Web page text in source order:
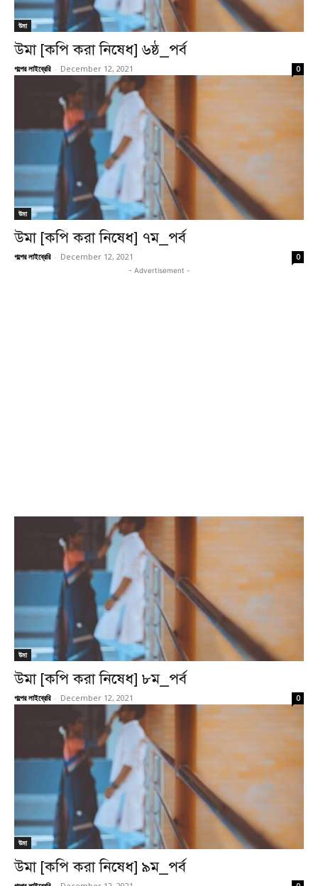
উমা
উমা [কপি করা নিষেধ] ৬ষ্ঠ_পর্ব
গল্পের লাইব্রেরি - December 12, 2021 0
উমা
উমা [কপি করা নিষেধ] ৭ম_পর্ব
গল্পের লাইব্রেরি - December 12, 2021 0
- Advertisement -
উমা
উমা [কপি করা নিষেধ] ৮ম_পর্ব
গল্পের লাইব্রেরি - December 12, 2021 0
উমা
উমা [কপি করা নিষেধ] ৯ম_পর্ব